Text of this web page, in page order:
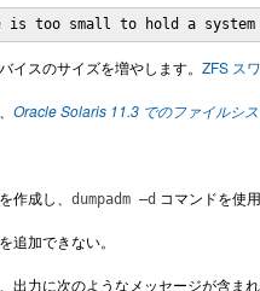
is too small to hold a system
イスのサイズを増やします。 ZFS ス
Oracle Solaris 11.3 でのファイルシ
作成し、 dumpadm –d コマンドを使
追加できない。
出力に次のようなメッセージが含まれ